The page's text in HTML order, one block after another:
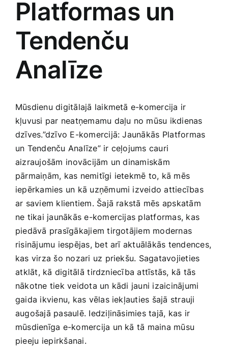
Medicīnas preces
Mobilie telefoni, planšetdatori
Pakalpojumi
Pārtikas preces
Preces birojam
Preces pieaugušajiem
Rotaļlietas, bērnu preces
Smaržas, kosmētika
Sports, tūrisms un atpūta
TV un Sadzīves tehnika
Zoo preces
Platformas un
Tendenču
Analīze
Mūsdienu digitālajā laikmetā e-komercija ir
kļuvusi par neatņemamu daļu no mūsu ikdienas
dzīves.”dzīvo E-komercijā: Jaunākās ⁢Platformas
un Tendenču Analīze” ir ceļojums cauri
aizraujošām ⁣inovācijām un ​dinamiskām
pārmaiņām, kas nemitīgi ietekmē to, kā mēs
iepērkamies un kā uzņēmumi izveido ‍attiecības
ar saviem klientiem. Šajā rakstā mēs apskatām
ne tikai jaunākās e-komercijas platformas, kas
piedāvā prasīgākajiem tirgotājiem modernas
risinājumu iespējas, bet arī aktuālākās tendences,
kas virza šo nozari uz priekšu. Sagatavojieties
⁣atklāt, kā digitālā⁢ tirdzniecība attīstās, kā ‌tās
nākotne tiek veidota un kādi jauni izaicinājumi
gaida ikvienu, kas vēlas​ iekļauties šajā‍ strauji
augošajā pasaulē. Iedziļināsimies tajā, kas ir
mūsdienīga e-komercija un kā tā maina mūsu
pieeju ⁢iepirkšanai.